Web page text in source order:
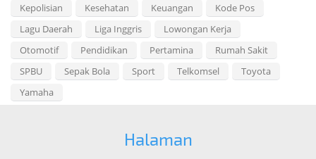
Kepolisian
Kesehatan Keuangan
Kode Pos
Lagu Daerah
Liga Inggris
Lowongan Kerja
Otomotif
Pendidikan Pertamina
Rumah Sakit
SPBU
Sepak Bola Sport Telkomsel
Toyota
Yamaha
Halaman